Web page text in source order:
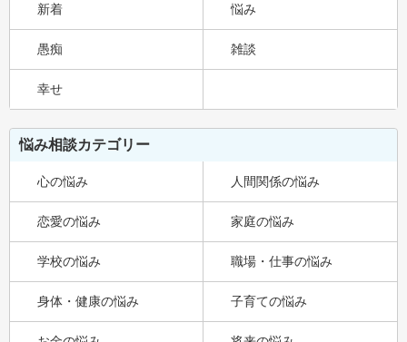
新着 悩み
愚痴 雑談
幸せ
悩み相談カテゴリー
心の悩み 人間関係の悩み
恋愛の悩み 家庭の悩み
学校の悩み 職場・仕事の悩み
身体・健康の悩み 子育ての悩み